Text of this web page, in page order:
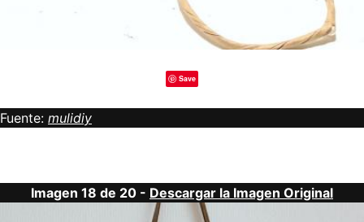
Save
Fuente: mulidiy
Imagen 18 de 20 - Descargar la Imagen Original